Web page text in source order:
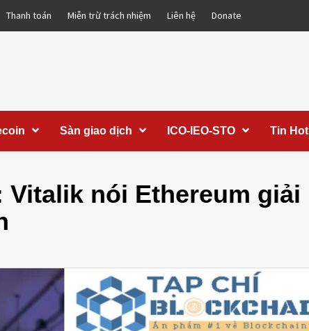
Thanh toán Miễn trừ trách nhiệm Liên hệ Donate
Sàn giao dịch ICO-IEO-STO Tin Hot
Vitalik nói Ethereum giải